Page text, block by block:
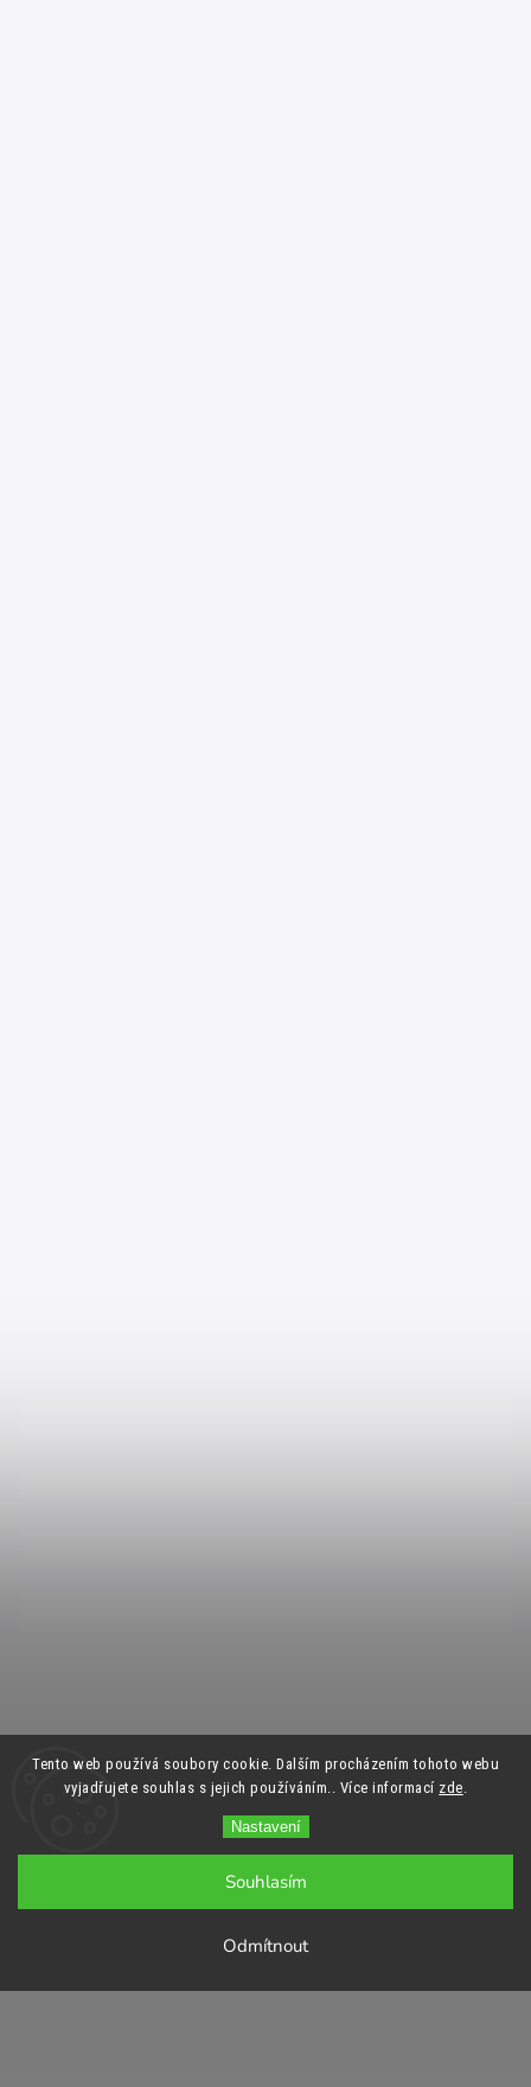
Tento web používá soubory cookie. Dalším procházením tohoto webu
vyjadřujete souhlas s jejich používáním.. Více informací zde.
Nastavení
Odmítnout
Souhlasím